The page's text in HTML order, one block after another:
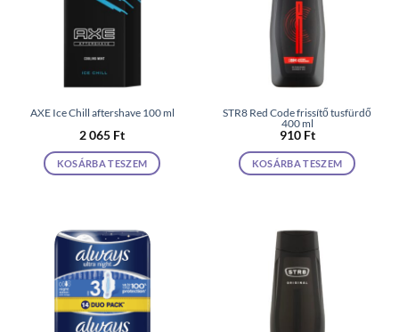
AXE Ice Chill aftershave 100 ml
2 065 Ft
KOSÁRBA TESZEM
STR8 Red Code frissítő tusfürdő
400 ml
910 Ft
KOSÁRBA TESZEM